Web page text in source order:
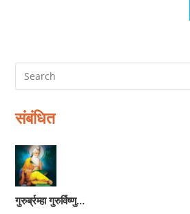
संबंधित
गुरुर्ब्रम्हा गुरुर्विष्णु…